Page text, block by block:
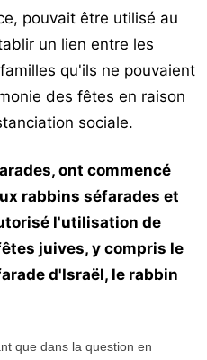
pouvait être utilisé au
un lien entre les
qu'ils ne pouvaient
des fêtes en raison
sociale.
ont commencé
rabbins séfarades et
l'utilisation de
juives, y compris le
d'Israël, le rabbin
que dans la question en